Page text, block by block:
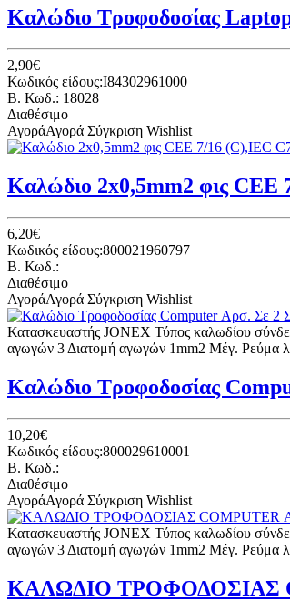
Καλώδιο Τροφοδοσίας
2,90€
Κωδικός είδους:I84302961000
B. Κωδ.: 18028
Διαθέσιμο
ΑγοράΑγορά Σύγκριση Wishlist
Καλώδιο 2x0,5mm2 φις
6,20€
Κωδικός είδους:800021960797
B. Κωδ.:
Διαθέσιμο
ΑγοράΑγορά Σύγκριση Wishlist
Κατασκευαστής JONEX Τύπος καλωδίου
αγωγών 3 Διατομή αγωγών 1mm2 Μέγ. Ρεύμα
Καλώδιο Τροφοδοσίας
10,20€
Κωδικός είδους:800029610001
B. Κωδ.:
Διαθέσιμο
ΑγοράΑγορά Σύγκριση Wishlist
Κατασκευαστής JONEX Τύπος καλωδίου
αγωγών 3 Διατομή αγωγών 1mm2 Μέγ. Ρεύμα
ΚΑΛΩΔΙΟ ΤΡΟΦΟΔΟΣΙΑΣ